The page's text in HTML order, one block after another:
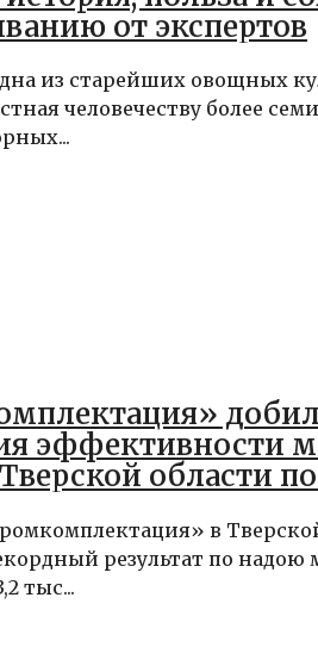
от экспертов
из старейших овощных
человечеству более
эффективности
области
в
результат по надою
тыс...